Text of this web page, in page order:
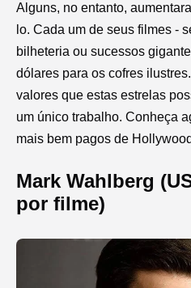
Alguns, no entanto,
lo. Cada um de seus filmes -
bilheteria ou sucessos
dólares para os cofres
valores que estas estrelas
um único trabalho. Conheça
mais bem pagos de
Mark Wahlberg
por filme)